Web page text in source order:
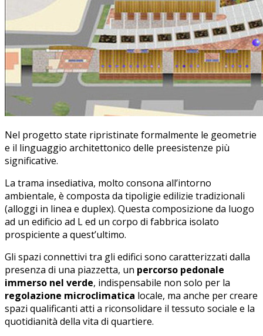
Nel progetto state ripristinate formalmente le geometrie
e il linguaggio architettonico delle preesistenze più
significative.
La trama insediativa, molto consona all’intorno
ambientale, è composta da tipoligie edilizie tradizionali
(alloggi in linea e duplex). Questa composizione da luogo
ad un edificio ad L ed un corpo di fabbrica isolato
prospiciente a quest’ultimo.
Gli spazi connettivi tra gli edifici sono caratterizzati dalla
presenza di una piazzetta, un percorso pedonale
immerso nel verde, indispensabile non solo per la
regolazione microclimatica locale, ma anche per creare
spazi qualificanti atti a riconsolidare il tessuto sociale e la
quotidianità della vita di quartiere.